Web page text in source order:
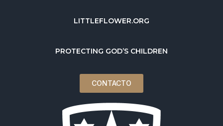
LITTLEFLOWER.ORG
PROTECTING GOD’S CHILDREN
CONTACTO